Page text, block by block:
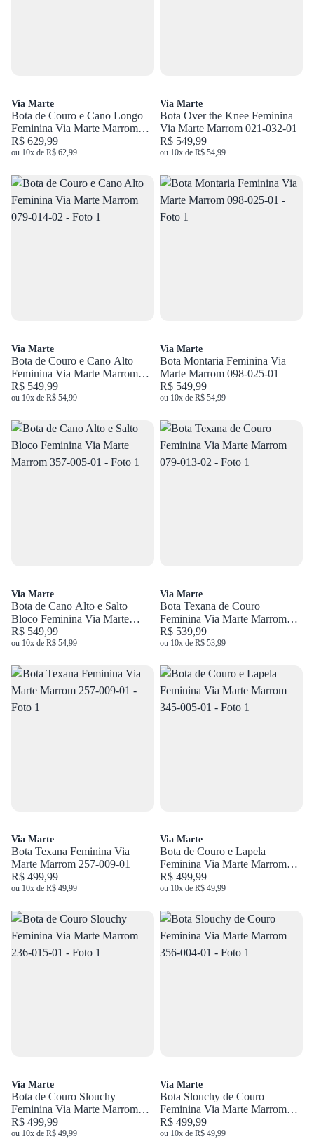
Via Marte
Bota de Couro e Cano Longo
Feminina Via Marte Marrom
063-023-01
R$ 629,99
ou 10x de R$ 62,99
Via Marte
Bota Over the Knee Feminina
Via Marte Marrom 021-032-01
R$ 549,99
ou 10x de R$ 54,99
Via Marte
Bota de Couro e Cano Alto
Feminina Via Marte Marrom
079-014-02
R$ 549,99
ou 10x de R$ 54,99
Via Marte
Bota Montaria Feminina Via
Marte Marrom 098-025-01
R$ 549,99
ou 10x de R$ 54,99
Via Marte
Bota de Cano Alto e Salto
Bloco Feminina Via Marte
Marrom 357-005-01
R$ 549,99
ou 10x de R$ 54,99
Via Marte
Bota Texana de Couro
Feminina Via Marte Marrom
079-013-02
R$ 539,99
ou 10x de R$ 53,99
Via Marte
Bota Texana Feminina Via
Marte Marrom 257-009-01
R$ 499,99
ou 10x de R$ 49,99
Via Marte
Bota de Couro e Lapela
Feminina Via Marte Marrom
345-005-01
R$ 499,99
ou 10x de R$ 49,99
Via Marte
Bota de Couro Slouchy
Feminina Via Marte Marrom
236-015-01
R$ 499,99
ou 10x de R$ 49,99
Via Marte
Bota Slouchy de Couro
Feminina Via Marte Marrom
356-004-01
R$ 499,99
ou 10x de R$ 49,99